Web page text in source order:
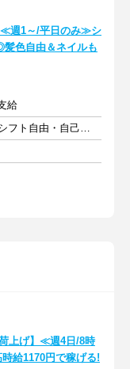
≪週1～/平日のみ≫シ
色自由＆ネイルも
給
週1日以上 1日1時間以上 シフト自由・自己申告
上げ】≪週4日/8時
給1170円で稼げる!